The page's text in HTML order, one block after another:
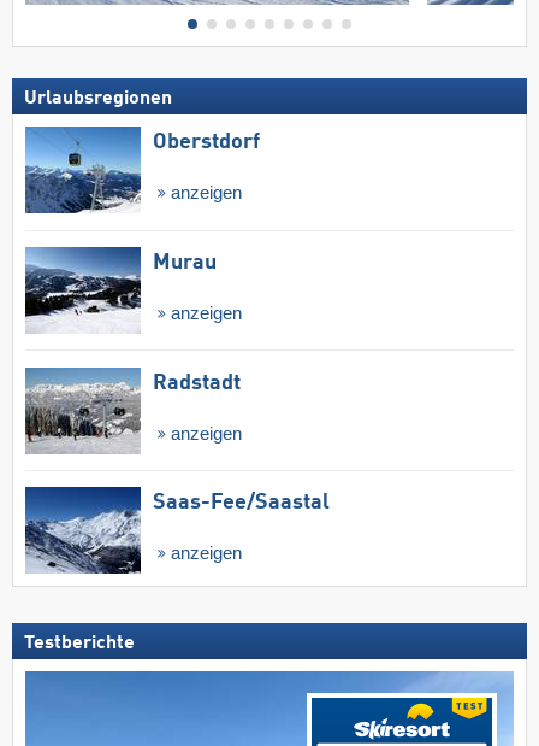
Urlaubsregionen
Oberstdorf
anzeigen
Murau
anzeigen
Radstadt
anzeigen
Saas-Fee/​Saastal
anzeigen
Testberichte